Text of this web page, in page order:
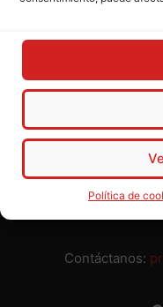
Política de
Para preservar
admite publicidad ni
privadas. Ninguno
colaboradores
nuestro trabajo por
libertad y en solidaridad
Usted puede
periódico, compartiendo
y comunicándonos
Contáctanos: